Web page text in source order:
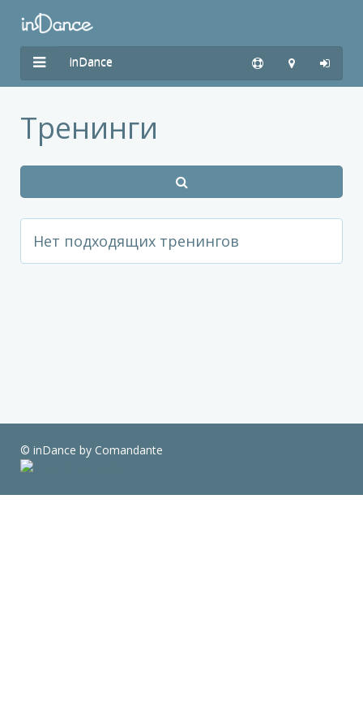
inDance
Тренинги
Нет подходящих тренингов
© inDance by Comandante